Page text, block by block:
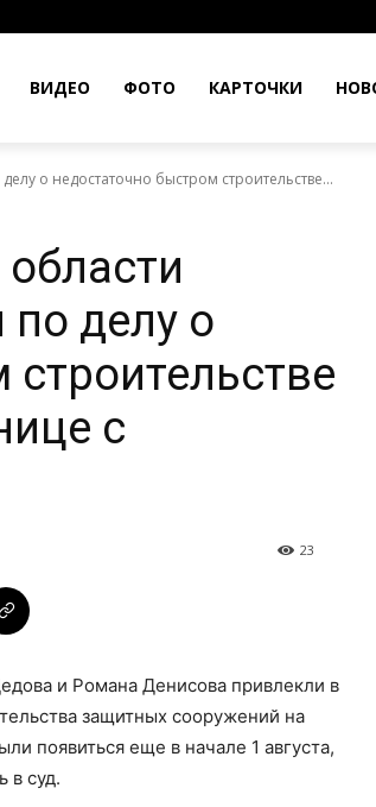
ВИДЕО ФОТО КАРТОЧКИ
о недостаточно быстром строительстве...
по делу о
с
23
и Романа Денисова привлекли в
защитных сооружений на
появиться еще в начале 1 августа,
в суд.